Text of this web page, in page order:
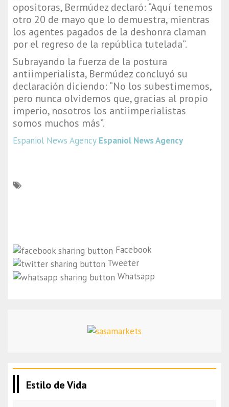
opositoras, Bermúdez declaró: “Aquí tenemos
otro 20 de mayo que lo demuestra, mientras
los agentes pagados de la deshonra claman
por el regreso de la república tutelada”.
Subrayando la fuerza de la postura
antiimperialista, Bermúdez concluyó su
declaración diciendo: “No los subestimemos,
pero nunca olvidemos que, gracias al propio
imperio, nosotros los antiimperialistas
somos muchos más”.
Espaniol News Agency Espaniol News Agency
Facebook
Tweeter
Whatsapp
Estilo de Vida